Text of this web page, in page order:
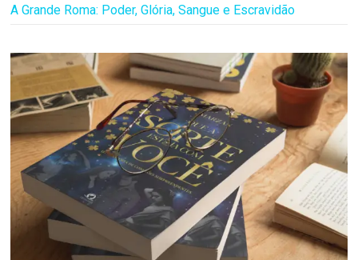
A Grande Roma: Poder, Glória, Sangue e Escravidão